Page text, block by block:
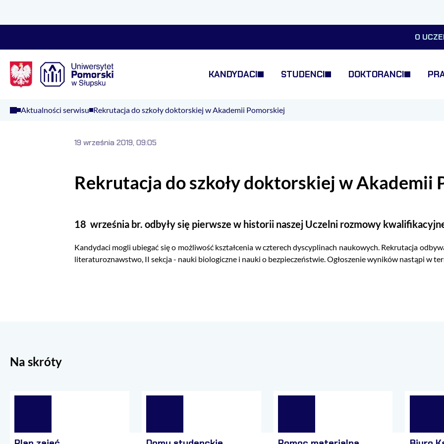
O
KANDYDACI STUDENCI DOKTORANCI
Aktualności serwisu Rekrutacja do szkoły doktorskiej w Akademii Pomorskiej
Rekrutacja do szkoły doktorskiej w Akademii
18 września br. odbyły się pierwsze w historii naszej Uczelni rozmowy
19 września 2019, 09:05
Kandydaci mogli ubiegać się o możliwość kształcenia w czterech dyscyplinach naukowych. Rekrutacja
literaturoznawstwo, II sekcja - nauki biologiczne i nauki o bezpieczeństwie. Ogłoszenie wyników nastąpi w
Na skróty